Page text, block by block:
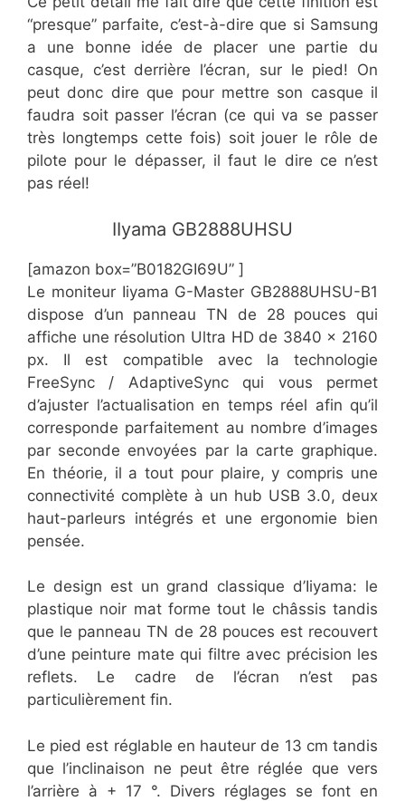
“presque” parfaite, c’est-à-dire que si Samsung
a une bonne idée de placer une partie du
casque, c’est derrière l’écran, sur le pied! On
peut donc dire que pour mettre son casque il
faudra soit passer l’écran (ce qui va se passer
très longtemps cette fois) soit jouer le rôle de
pilote pour le dépasser, il faut le dire ce n’est
pas réel!
​IIyama GB2888UHSU
[amazon box=”​​B0182GI69U” ]
Le moniteur Iiyama G-Master GB2888UHSU-B1
dispose d’un panneau TN de 28 pouces qui
affiche une résolution Ultra HD de 3840 x 2160
px. Il est compatible avec la technologie
FreeSync / AdaptiveSync qui vous permet
d’ajuster l’actualisation en temps réel afin qu’il
corresponde parfaitement au nombre d’images
par seconde envoyées par la carte graphique.
En théorie, il a tout pour plaire, y compris une
connectivité complète à un hub USB 3.0, deux
haut-parleurs intégrés et une ergonomie bien
pensée.
Le design est un grand classique d’Iiyama: le
plastique noir mat forme tout le châssis tandis
que le panneau TN de 28 pouces est recouvert
d’une peinture mate qui filtre avec précision les
reflets. Le cadre de l’écran n’est pas
particulièrement fin.
Le pied est réglable en hauteur de 13 cm tandis
que l’inclinaison ne peut être réglée que vers
l’arrière à + 17 °. Divers réglages se font en